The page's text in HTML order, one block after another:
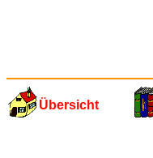
Übersicht